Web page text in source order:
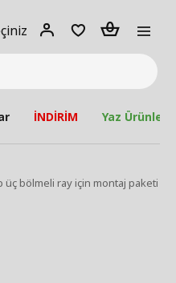
Giriş
Adet
İNDİRİM Yaz Ürünleri
bölmeli ray için montaj paketi